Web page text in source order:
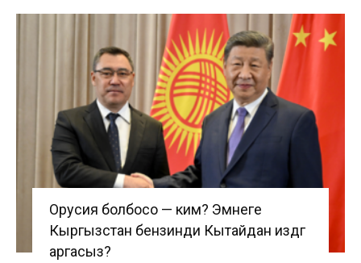
Орусия болбосо — ким? Эмнеге
Кыргызстан бензинди Кытайдан издөөгө
аргасыз?